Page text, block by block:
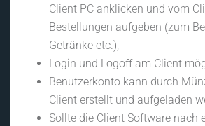
Client PC anklicken und vom
Bestellungen aufgeben (zum
Getränke etc.),
Login und Logoff am Client
Benutzerkonto kann durch
Client erstellt und aufgeladen
Sollte die Client Software nach